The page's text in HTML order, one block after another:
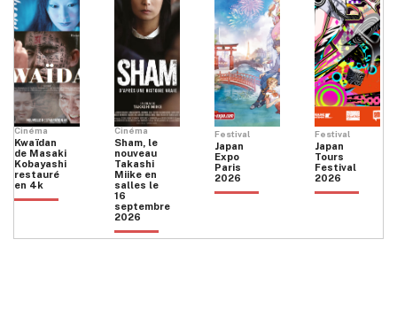
Cinéma
Kwaïdan
de Masaki
Kobayashi
restauré
en 4k
Cinéma
Sham, le
nouveau
Takashi
Miike en
salles le
16
septembre
2026
Festival
Japan
Expo
Paris
2026
Festival
Japan
Tours
Festival
2026